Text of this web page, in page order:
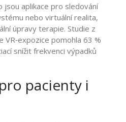
jsou aplikace pro sledování
nebo virtuální realita,
úpravy terapie. Studie z
VR‑expozice pomohla 63 %
snížit frekvenci výpadků
pacienty i